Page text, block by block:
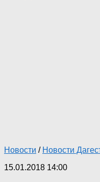
Новости / Новости
15.01.2018 14:00